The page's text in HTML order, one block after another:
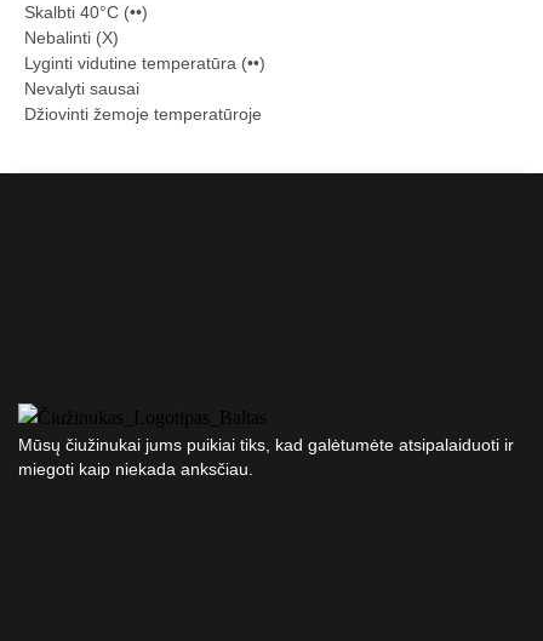
Skalbti 40°C (••)
Nebalinti (X)
Lyginti vidutine temperatūra (••)
Nevalyti sausai
Džiovinti žemoje temperatūroje
Mūsų čiužinukai jums puikiai tiks, kad galėtumėte atsipalaiduoti ir
miegoti kaip niekada anksčiau.